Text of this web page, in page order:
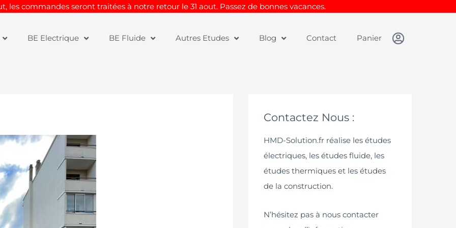
les commandes seront traitées à notre retour le 31 aout. Passez de bonnes vacances.
BE Electrique BE Fluide Autres Etudes Blog Contact Panier
Contactez Nous :
HMD-Solution.fr réalise les études
électriques, les études fluide, les
études thermiques et les études
de la construction.
N’hésitez pas à nous contacter